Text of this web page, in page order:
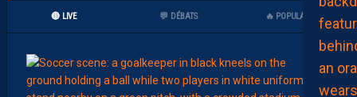
🔴 LIVE 💬 DÉBATS 🔥 POPULAIRES
00:02
MHSC-